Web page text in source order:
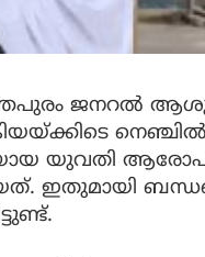
ജനറൽ
യുവതി
ഇതുമായി